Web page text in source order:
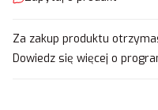
Za zakup produktu
Dowiedz się więcej o